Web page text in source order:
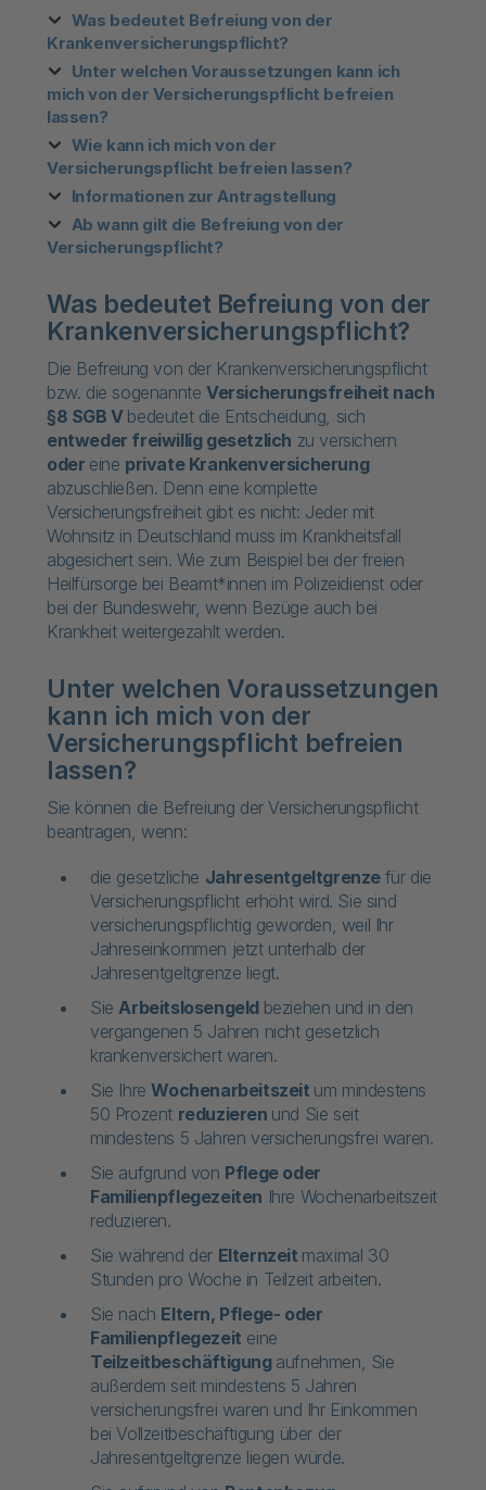
Was bedeutet Befreiung von der
Krankenversicherungspflicht?
Unter welchen Voraussetzungen kann ich
mich von der Versicherungspflicht befreien
lassen?
Wie kann ich mich von der
Versicherungspflicht befreien lassen?
Informationen zur Antragstellung
Ab wann gilt die Befreiung von der
Versicherungspflicht?
Was bedeutet Befreiung von der
Krankenversicherungspflicht?
Die Befreiung von der Krankenversicherungspflicht
bzw. die sogenannte Versicherungsfreiheit nach
§8 SGB V bedeutet die Entscheidung, sich
entweder freiwillig gesetzlich zu versichern
oder eine private Krankenversicherung
abzuschließen. Denn eine komplette
Versicherungsfreiheit gibt es nicht: Jeder mit
Wohnsitz in Deutschland muss im Krankheitsfall
abgesichert sein. Wie zum Beispiel bei der freien
Heilfürsorge bei Beamt*innen im Polizeidienst oder
bei der Bundeswehr, wenn Bezüge auch bei
Krankheit weitergezahlt werden.
Unter welchen Voraussetzungen
kann ich mich von der
Versicherungspflicht befreien
lassen?
Sie können die Befreiung der Versicherungspflicht
beantragen, wenn:
die gesetzliche Jahresentgeltgrenze für die
Versicherungspflicht erhöht wird. Sie sind
versicherungspflichtig geworden, weil Ihr
Jahreseinkommen jetzt unterhalb der
Jahresentgeltgrenze liegt.
SieArbeitslosengeld beziehen und in den
vergangenen 5 Jahren nicht gesetzlich
krankenversichert waren.
Sie IhreWochenarbeitszeit um mindestens
50 Prozent reduzieren und Sie seit
mindestens 5 Jahren versicherungsfrei waren.
Sie aufgrund von Pflege oder
Familienpflegezeiten Ihre Wochenarbeitszeit
reduzieren.
Sie während der Elternzeit maximal 30
Stunden pro Woche in Teilzeit arbeiten.
Sie nach Eltern, Pflege- oder
Familienpflegezeit eine
Teilzeitbeschäftigung aufnehmen, Sie
außerdem seit mindestens 5 Jahren
versicherungsfrei waren und Ihr Einkommen
bei Vollzeitbeschäftigung über der
Jahresentgeltgrenze liegen würde.